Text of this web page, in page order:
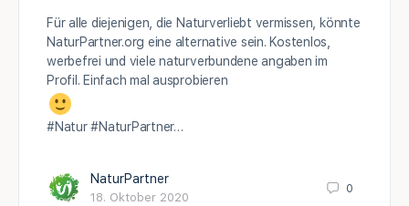
Für alle diejenigen, die Naturverliebt vermissen, könnte
NaturPartner.org eine alternative sein. Kostenlos,
werbefrei und viele naturverbundene angaben im
Profil. Einfach mal ausprobieren
#Natur #NaturPartner…
NaturPartner
18. Oktober 2020
0